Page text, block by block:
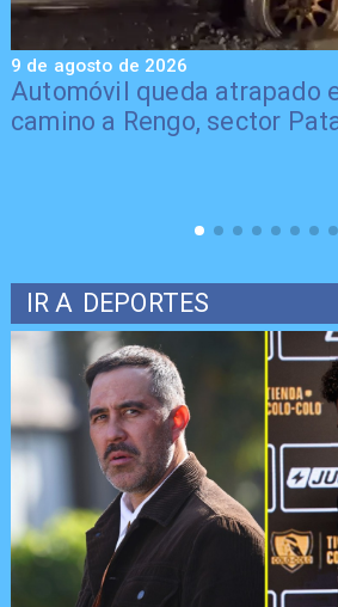
Automóvil queda atrapado
camino a Rengo, sector
9 de agosto de 2026
IR A DEPORTES